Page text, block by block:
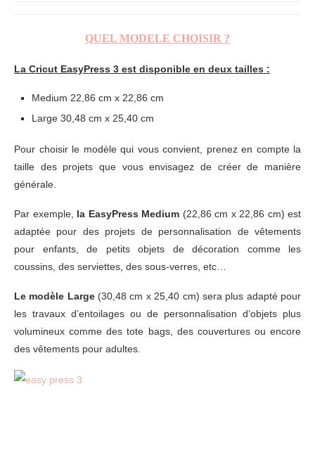
QUEL MODELE CHOISIR ?
La Cricut EasyPress 3 est disponible en deux tailles :
Medium 22,86 cm x 22,86 cm
Large 30,48 cm x 25,40 cm
Pour choisir le modèle qui vous convient, prenez en compte la
taille des projets que vous envisagez de créer de manière
générale.
Par exemple, la EasyPress Medium (22,86 cm x 22,86 cm) est
adaptée pour des projets de personnalisation de vêtements
pour enfants, de petits objets de décoration comme les
coussins, des serviettes, des sous-verres, etc…
Le modèle Large(30,48 cm x 25,40 cm) sera plus adapté pour
les travaux d’entoilages ou de personnalisation d’objets plus
volumineux comme des tote bags, des couvertures ou encore
des vêtements pour adultes.